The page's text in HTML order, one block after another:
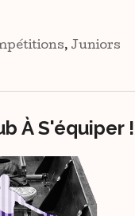
, Juniors
À S'équiper !